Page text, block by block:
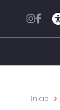
Inicio